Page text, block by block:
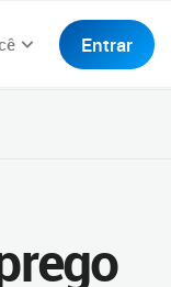
Entrar